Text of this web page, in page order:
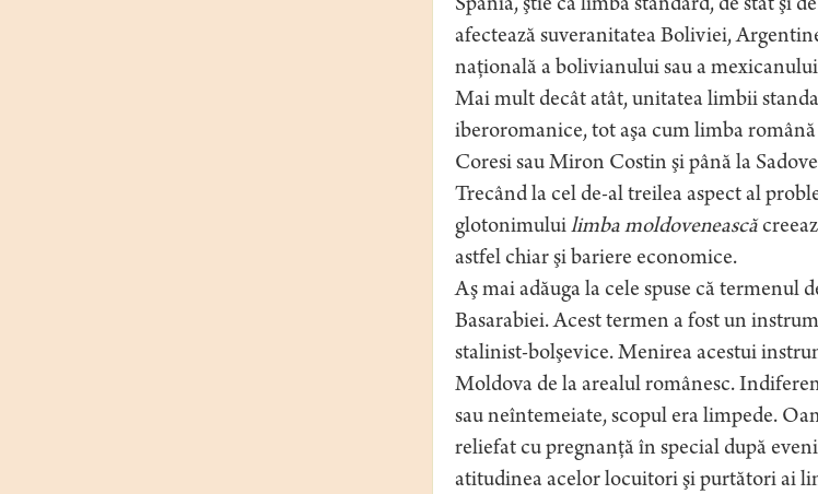
Spania, ştie că limba standard, de stat şi
afectează suveranitatea Boliviei,
naţională a bolivianului sau a
Mai mult decât atât, unitatea limbii
iberoromanice, tot aşa cum limba
Coresi sau Miron Costin şi până la
Trecând la cel de-al treilea aspect al
glotonimuluilimba moldovenească
astfel chiar şi bariere economice.
Aş mai adăuga la cele spuse că termenul
Basarabiei. Acest termen a fost un
stalinist-bolşevice. Menirea acestui
Moldova de la arealul românesc.
sau neîntemeiate, scopul era limpede.
reliefat cu pregnanţă în special după
atitudinea acelor locuitori şi purtători ai